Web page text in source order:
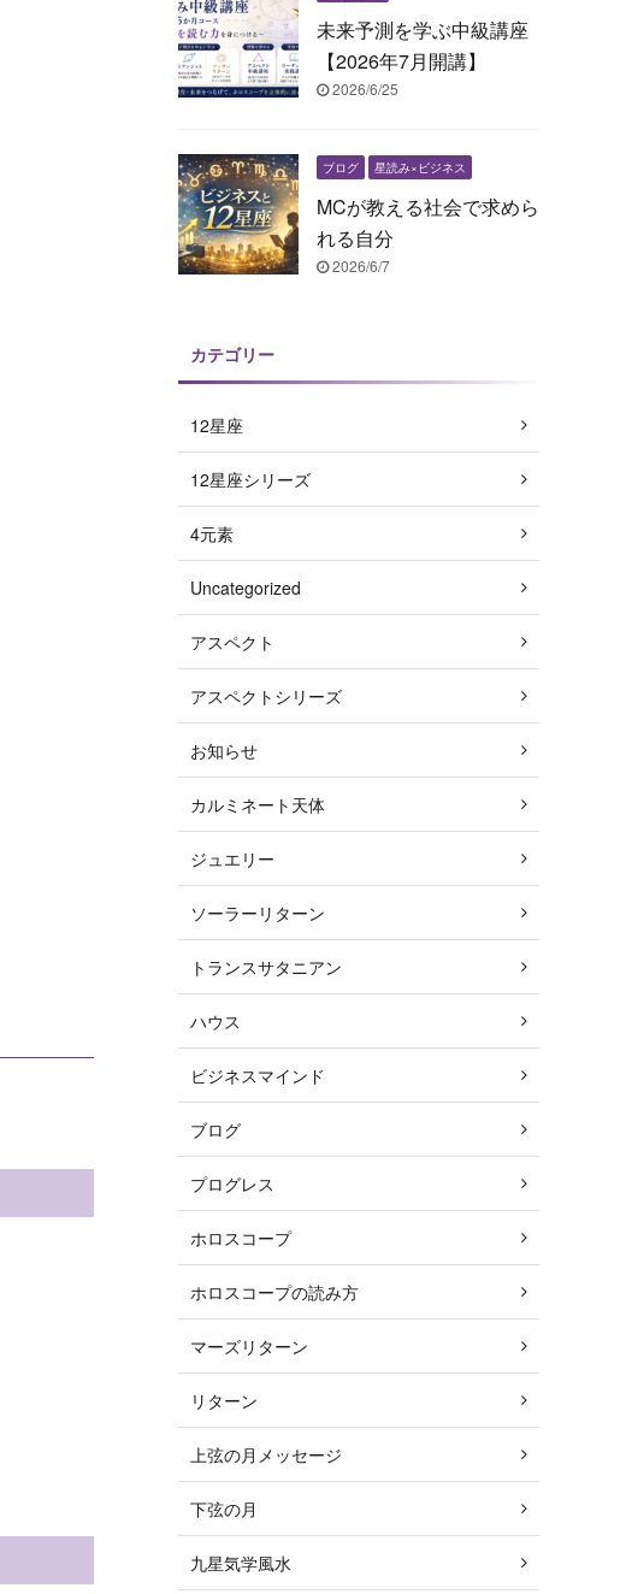
未来予測を学ぶ中級講座
【2026年7月開講】
2026/6/25
ブログ 星読み×ビジネス
MCが教える社会で求めら
れる自分
2026/6/7
カテゴリー
12星座
12星座シリーズ
4元素
Uncategorized
アスペクト
アスペクトシリーズ
お知らせ
カルミネート天体
ジュエリー
ソーラーリターン
トランスサタニアン
ハウス
ビジネスマインド
ブログ
プログレス
ホロスコープ
ホロスコープの読み方
マーズリターン
リターン
上弦の月メッセージ
下弦の月
九星気学風水